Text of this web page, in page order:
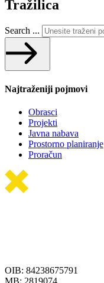
Tražilica
Search ...
Najtraženiji pojmovi
Obrasci
Projekti
Javna nabava
Prostorno planiranje
Proračun
OIB: 84238675791
MB: 2819074